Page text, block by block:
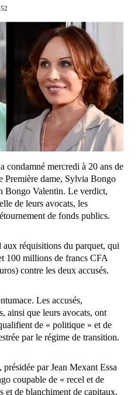
condamné mercredi à 20 ans de
Première dame, Sylvia Bongo
Bongo Valentin. Le verdict,
de leurs avocats, les
de fonds publics.
aux réquisitions du parquet, qui
100 millions de francs CFA
contre les deux accusés.
Les accusés,
ainsi que leurs avocats, ont
de « politique » et de
par le régime de transition.
par Jean Mexant Essa
coupable de « recel et de
et de blanchiment de capitaux,